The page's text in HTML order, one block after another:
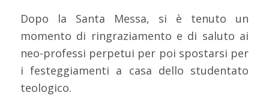
Dopo la Santa Messa, si è tenuto un
momento di ringraziamento e di saluto ai
neo-professi perpetui per poi spostarsi per
i festeggiamenti a casa dello studentato
teologico.